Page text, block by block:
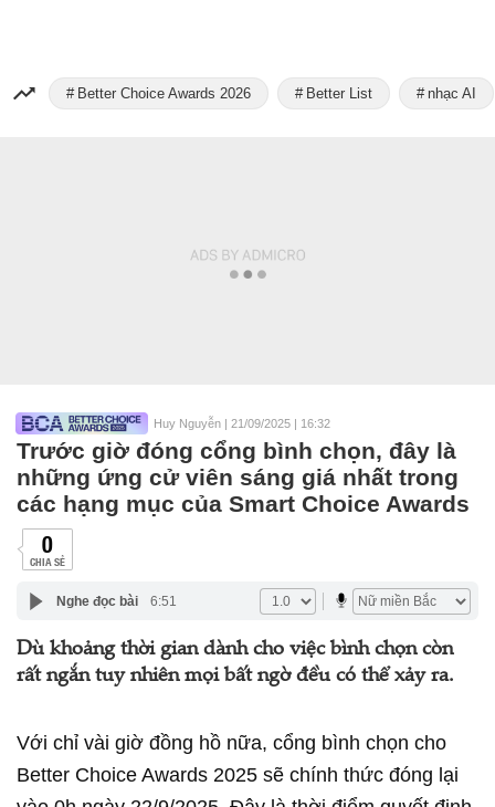
Better Choice Awards 2026 Better List nhạc AI
Huy Nguyễn |21/09/2025 | 16:32
Trước giờ đóng cổng bình chọn, đây là
những ứng cử viên sáng giá nhất trong
các hạng mục của Smart Choice Awards
0
CHIA SẺ
Nghe đọc bài 6:51
Dù khoảng thời gian dành cho việc bình chọn còn
rất ngắn tuy nhiên mọi bất ngờ đều có thể xảy ra.
Với chỉ vài giờ đồng hồ nữa, cổng bình chọn cho
Better Choice Awards 2025 sẽ chính thức đóng lại